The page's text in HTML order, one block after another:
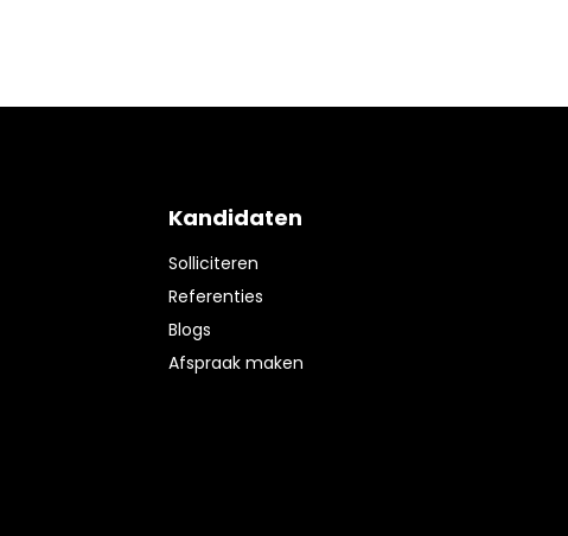
Kandidaten
Solliciteren
Referenties
Blogs
Afspraak maken